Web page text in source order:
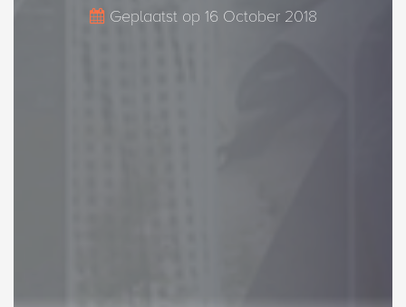
Geplaatst op 16 October 2018